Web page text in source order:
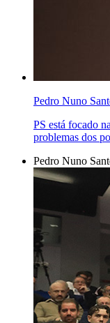
Pedro Nuno
PS está focado
problemas dos
Pedro Nuno